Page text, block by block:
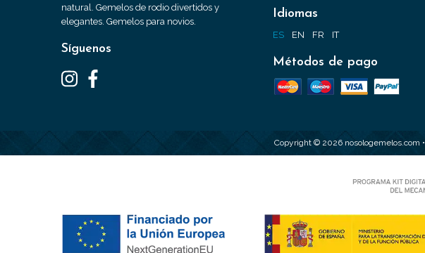
natural. Gemelos de rodio divertidos y
elegantes. Gemelos para novios.
Síguenos
Idiomas
ES EN FR IT
Métodos de pago
Copyright © 2026 nosologemelos.com •